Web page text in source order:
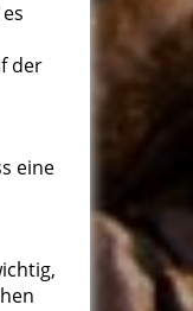
der
eine